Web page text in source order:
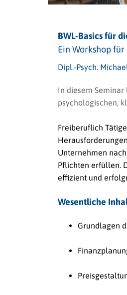
BWL-Basics für
Ein Workshop
Dipl.-Psych.
In diesem
psychologischen,
Freiberuflich
Unternehmen
Pflichten erfüllen.
effizient und
Wesentliche
Grundlagen